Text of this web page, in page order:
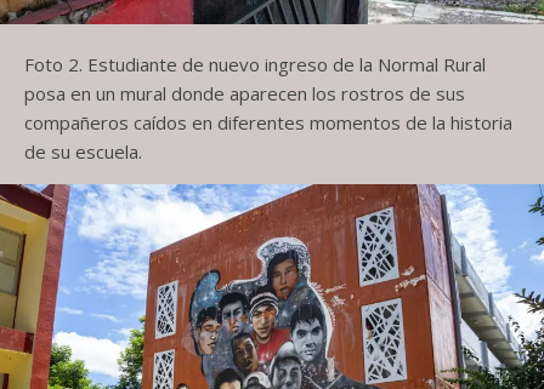
Foto 2. Estudiante de nuevo ingreso de la Normal Rural
posa en un mural donde aparecen los rostros de sus
compañeros caídos en diferentes momentos de la historia
de su escuela.